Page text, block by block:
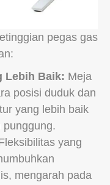
pegas gas
Lebih Baik: Meja
posisi duduk dan
yang lebih baik
punggung.
yang
mengarah pada